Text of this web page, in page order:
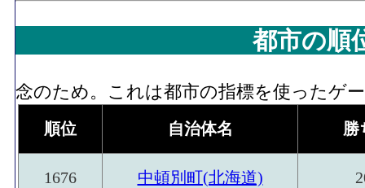
都市の順
念のため。これは都市の指標を使ったゲ
順位 自治体名 勝
1676 中頓別町(北海道)